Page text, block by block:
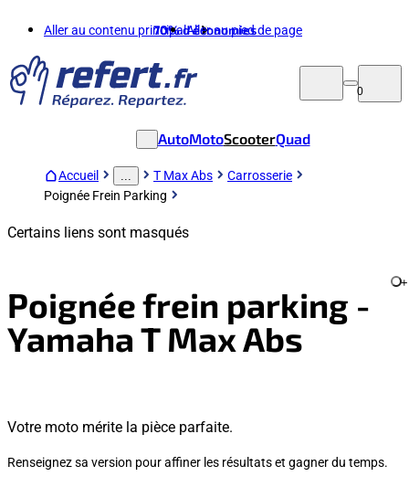
Aller au contenu principalAller au pied de page
70%d'économies
0
AutoMotoScooterQuad
Accueil T Max Abs
Carrosserie
Poignée Frein Parking
Certains liens sont masqués
Poignée frein parking -
Yamaha T Max Abs
+
Votre moto mérite la pièce parfaite.
Renseignez sa version pour affiner les résultats et gagner du temps.